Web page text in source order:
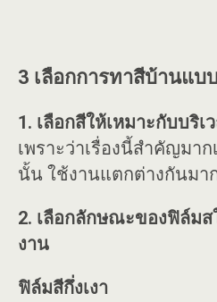
3 เลือกการทาสีบ้านแบ
1. เลือกสีให้เหมาะกับบริ
เพราะว่าเรื่องนี้สำคัญมา
นั้น ใช้งานแตกต่างกันมา
2. เลือกลักษณะของฟิล์มส
งาน
ฟิล์มสีกึ่งเงา